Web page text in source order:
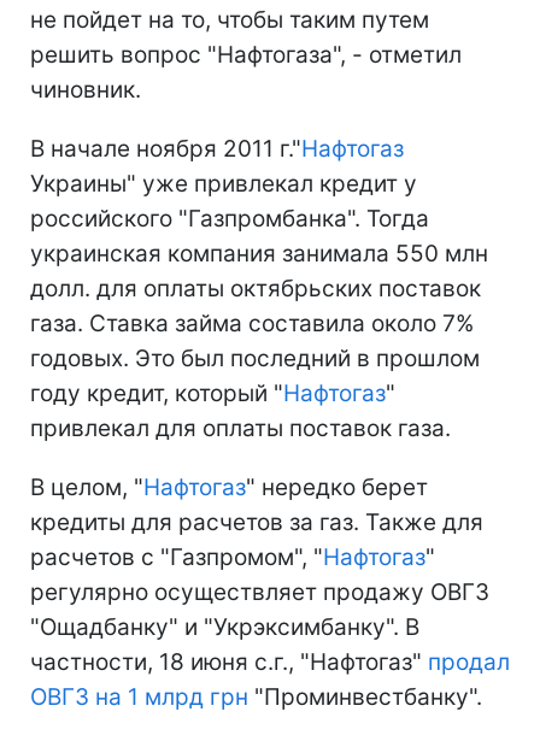
не пойдет на то, чтобы таким путем
решить вопрос "Нафтогаза", - отметил
чиновник.
В начале ноября 2011 г."Нафтогаз
Украины" уже привлекал кредит у
российского "Газпромбанка". Тогда
украинская компания занимала 550 млн
долл. для оплаты октябрьских поставок
газа. Ставка займа составила около 7%
годовых. Это был последний в прошлом
году кредит, который "Нафтогаз"
привлекал для оплаты поставок газа.
В целом, "Нафтогаз" нередко берет
кредиты для расчетов за газ. Также для
расчетов с "Газпромом", "Нафтогаз"
регулярно осуществляет продажу ОВГЗ
"Ощадбанку" и "Укрэксимбанку". В
частности, 18 июня с.г., "Нафтогаз" продал
ОВГЗ на 1 млрд грн "Проминвестбанку".